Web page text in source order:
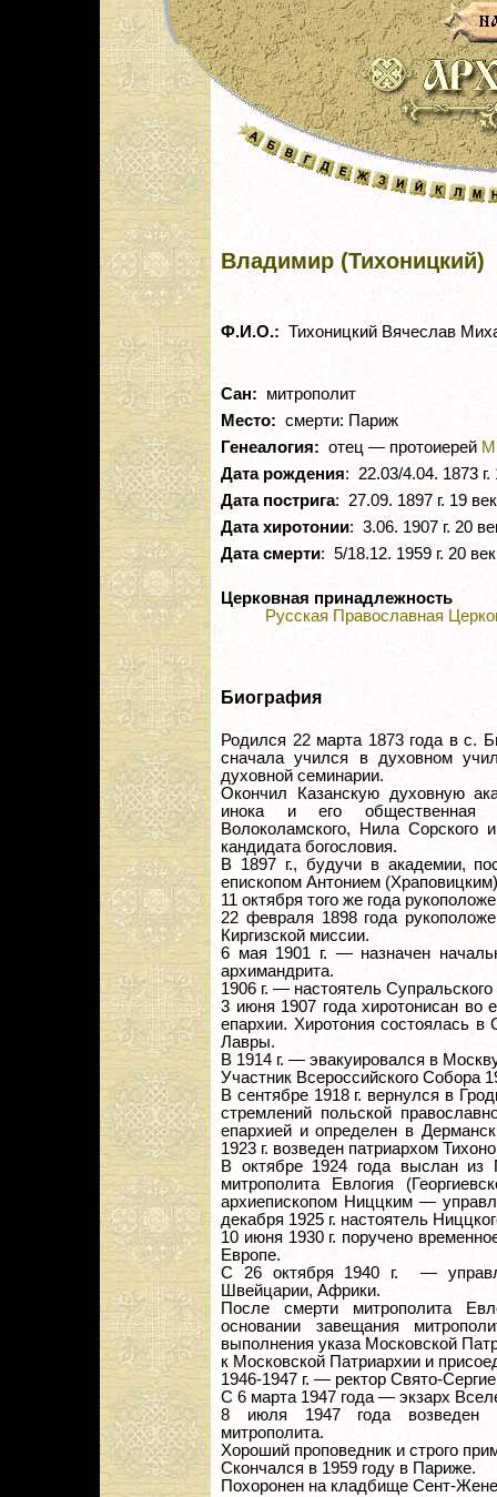
Владимир (Тихоницкий)
Ф.И.О.: Тихоницкий Вячеслав
Сан: митрополит
Место: смерти: Париж
Генеалогия: отец — протоиерей
Дата рождения: 22.03/4.04. 1873 г.
Дата пострига: 27.09. 1897 г. 19 век
Дата хиротонии: 3.06. 1907 г. 20
Дата смерти: 5/18.12. 1959 г. 20 век
Церковная принадлежность
Русская Православная
Биография
Родился 22 марта 1873 года в с.
сначала учился в духовном
духовной семинарии.
Окончил Казанскую духовную
инока и его общественная
Волоколамского, Нила Сорского
кандидата богословия.
В 1897 г., будучи в академии,
епископом Антонием
11 октября того же года
22 февраля 1898 года
Киргизской миссии.
6 мая 1901 г. — назначен
архимандрита.
1906 г. — настоятель
3 июня 1907 года хиротонисан во
епархии. Хиротония состоялась в
Лавры.
В 1914 г. — эвакуировался в
Участник Всероссийского Собора
В сентябре 1918 г. вернулся в
стремлений польской
епархией и определен в
1923 г. возведен патриархом
В октябре 1924 года выслан
митрополита Евлогия
архиепископом Ниццким —
декабря 1925 г. настоятель
10 июня 1930 г. поручено
Европе.
С 26 октября 1940 г. —
Швейцарии, Африки.
После смерти митрополита
основании завещания
выполнения указа Московской
к Московской Патриархии и
1946-1947 г. — ректор Свято-
С 6 марта 1947 года — экзарх
8 июля 1947 года возведен
митрополита.
Хороший проповедник и строго
Скончался в 1959 году в Париже.
Похоронен на кладбище Сент-